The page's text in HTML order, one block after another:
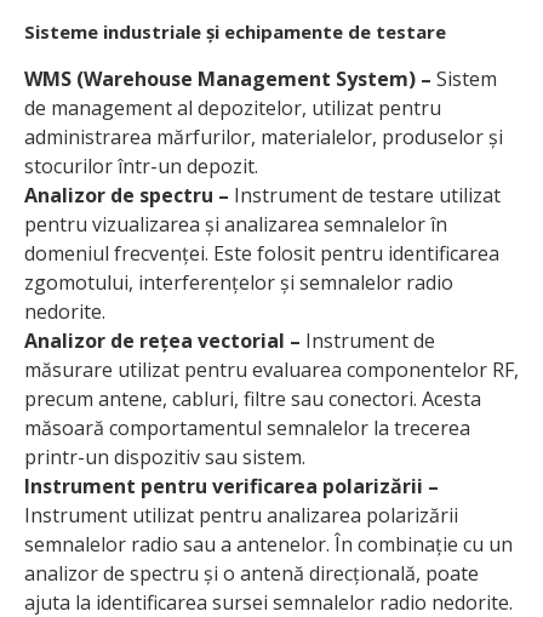
Sisteme industriale și echipamente de testare
WMS (Warehouse Management System) – Sistem
de management al depozitelor, utilizat pentru
administrarea mărfurilor, materialelor, produselor și
stocurilor într-un depozit.
Analizor de spectru – Instrument de testare utilizat
pentru vizualizarea și analizarea semnalelor în
domeniul frecvenței. Este folosit pentru identificarea
zgomotului, interferențelor și semnalelor radio
nedorite.
Analizor de rețea vectorial – Instrument de
măsurare utilizat pentru evaluarea componentelor RF,
precum antene, cabluri, filtre sau conectori. Acesta
măsoară comportamentul semnalelor la trecerea
printr-un dispozitiv sau sistem.
Instrument pentru verificarea polarizării –
Instrument utilizat pentru analizarea polarizării
semnalelor radio sau a antenelor. În combinație cu un
analizor de spectru și o antenă direcțională, poate
ajuta la identificarea sursei semnalelor radio nedorite.